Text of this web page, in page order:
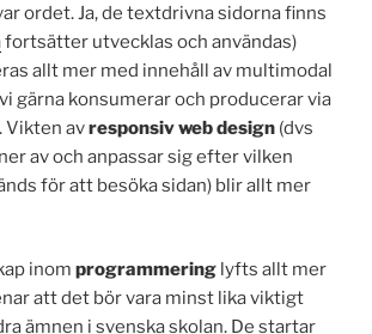
ordet. Ja, de textdrivna sidorna finns
fortsätter utvecklas och användas)
allt mer med innehåll av multimodal
gärna konsumerar och producerar via
Vikten avresponsiv web design (dvs
av och anpassar sig efter vilken
för att besöka sidan) blir allt mer
inom programmering lyfts allt mer
att det bör vara minst lika viktigt
ämnen i svenska skolan. De startar